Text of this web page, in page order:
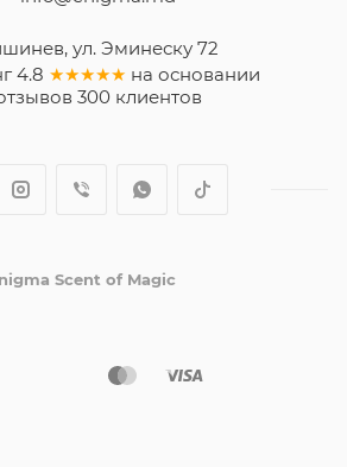
ул. Эминеску 72
4.8 ★★★★★ на основании
300клиентов
Scent of Magic